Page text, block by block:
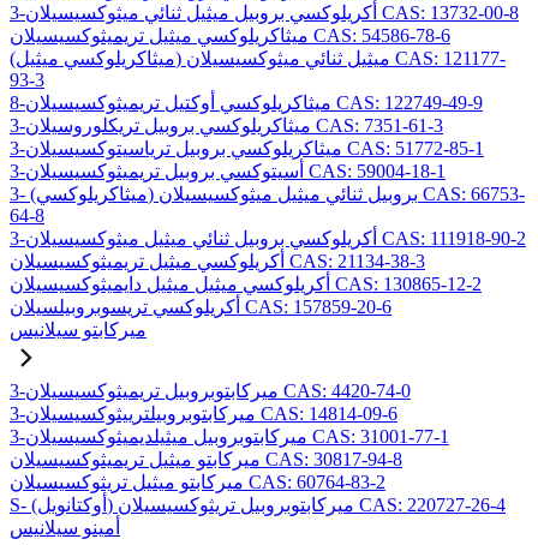
3-أكريلوكسي بروبيل ميثيل ثنائي ميثوكسيسيلان CAS: 13732-00-8
ميثاكريلوكسي ميثيل تريميثوكسيسيلان CAS: 54586-78-6
(ميثاكريلوكسي ميثيل) ميثيل ثنائي ميثوكسيسيلان CAS: 121177-
93-3
8-ميثاكريلوكسي أوكتيل تريميثوكسيسيلان CAS: 122749-49-9
3-ميثاكريلوكسي بروبيل تريكلوروسيلان CAS: 7351-61-3
3-ميثاكريلوكسي بروبيل ترياسيتوكسيسيلان CAS: 51772-85-1
3-أسيتوكسي بروبيل تريميثوكسيسيلان CAS: 59004-18-1
3- (ميثاكريلوكسي) بروبيل ثنائي ميثيل ميثوكسيسيلان CAS: 66753-
64-8
3-أكريلوكسي بروبيل ثنائي ميثيل ميثوكسيسيلان CAS: 111918-90-2
أكريلوكسي ميثيل تريميثوكسيسيلان CAS: 21134-38-3
أكريلوكسي ميثيل ميثيل دايميثوكسيسيلان CAS: 130865-12-2
أكريلوكسي تريسوبروبيلسيلان CAS: 157859-20-6
ميركابتو سيلانيس
3-ميركابتوبروبيل تريميثوكسيسيلان CAS: 4420-74-0
3-ميركابتوبروبيلترييثوكسيسيلان CAS: 14814-09-6
3-ميركابتوبروبيل ميثيلديميثوكسيسيلان CAS: 31001-77-1
ميركابتو ميثيل تريميثوكسيسيلان CAS: 30817-94-8
ميركابتو ميثيل تريثوكسيسيلان CAS: 60764-83-2
S- (أوكتانويل) ميركابتوبروبيل تريثوكسيسيلان CAS: 220727-26-4
أمينو سيلانيس